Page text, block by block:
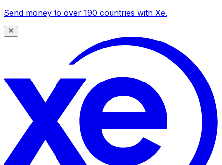
Send money to over 190 countries with Xe.